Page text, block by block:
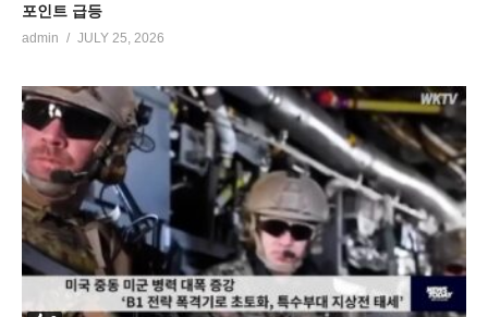
포인트 급등
admin JULY 25, 2026